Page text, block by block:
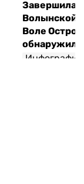
Волынской
Воле
обнаружили